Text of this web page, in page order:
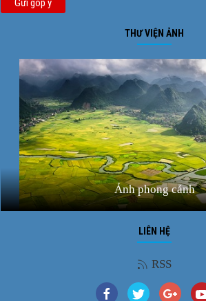
Gửi góp ý
THƯ VIỆN ẢNH
Ảnh phong cảnh
LIÊN HỆ
RSS